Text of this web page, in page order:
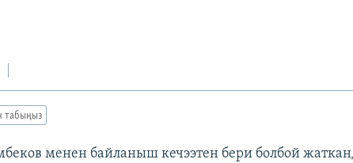
табыңыз
менен байланыш кечээтен бери болбой